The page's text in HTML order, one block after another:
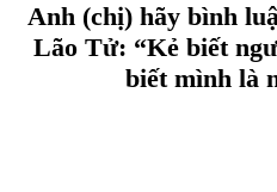
Anh (chị) hãy bình
Lão Tử: “Kẻ biết
biết mình là